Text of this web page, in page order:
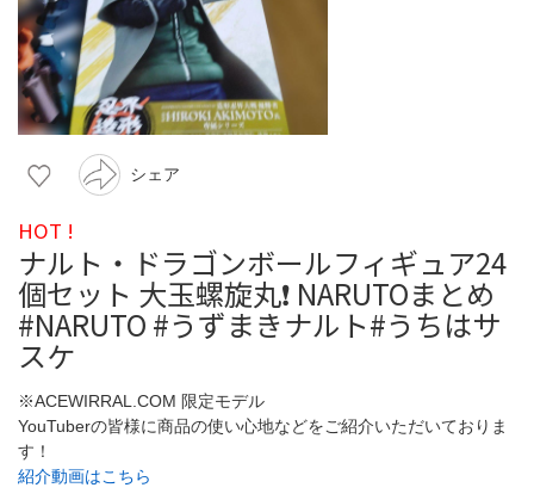
シェア
HOT !
ナルト・ドラゴンボールフィギュア24
個セット 大玉螺旋丸❗️ NARUTOまとめ
#NARUTO #うずまきナルト#うちはサ
スケ
※ACEWIRRAL.COM 限定モデル
YouTuberの皆様に商品の使い心地などをご紹介いただいておりま
す！
紹介動画はこちら